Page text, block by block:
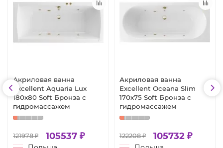
Акриловая ванна
Excellent Aquaria Lux
180x80 Soft Бронза с
гидромассажем
121978 ₽ 105537 ₽
Акриловая ванна
Excellent Oceana Slim
170x75 Soft Бронза с
гидромассажем
122208 ₽ 105732 ₽